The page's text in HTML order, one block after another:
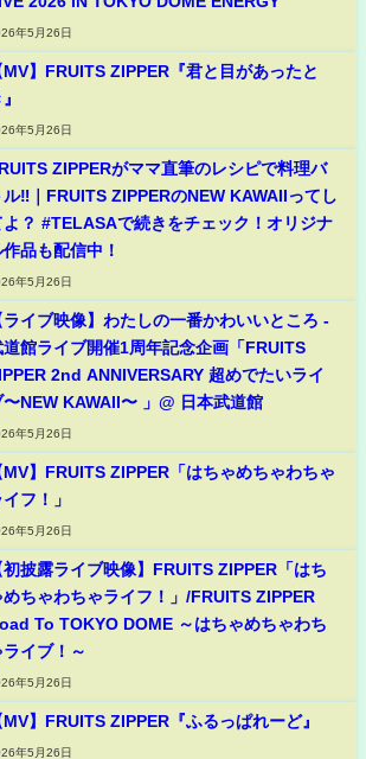
年5月26日
MV】FRUITS ZIPPER『君と目があったと
年5月26日
ZIPPERがママ直筆のレシピで料理バ
ル‼｜FRUITS ZIPPERのNEW KAWAIIってし
よ？ #TELASAで続きをチェック！オリジナ
作品も配信中！
年5月26日
ライブ映像】わたしの一番かわいいところ -
道館ライブ開催1周年記念企画「FRUITS
2nd ANNIVERSARY 超めでたいライ
〜NEW KAWAII〜 」@ 日本武道館
年5月26日
MV】FRUITS ZIPPER「はちゃめちゃわちゃ
イフ！」
年5月26日
初披露ライブ映像】FRUITS ZIPPER「はち
めちゃわちゃライフ！」/FRUITS ZIPPER
To TOKYO DOME ～はちゃめちゃわち
ライブ！～
年5月26日
MV】FRUITS ZIPPER『ふるっぱれーど』
年5月26日